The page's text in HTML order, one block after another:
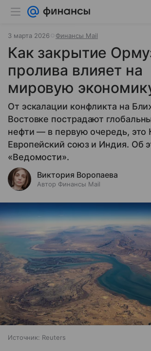
3 марта 2026 Финансы Mail
Как закрытие
пролива влияет на
мировую
От эскалации конфликта на
Востовке пострадают
нефти — в первую очередь, это
Европейский союз и Индия. Об
«Ведомости».
Виктория Воропаева
Автор Финансы Mail
Источник: Reuters